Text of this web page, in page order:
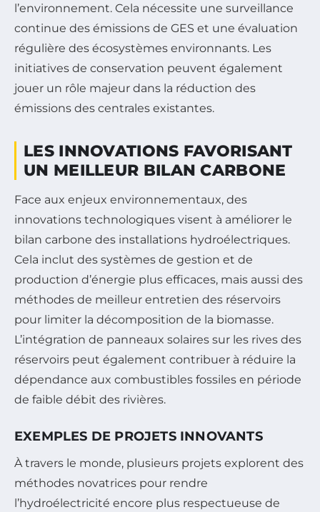
l’environnement. Cela nécessite une surveillance
continue des émissions de GES et une évaluation
régulière des écosystèmes environnants. Les
initiatives de conservation peuvent également
jouer un rôle majeur dans la réduction des
émissions des centrales existantes.
LES INNOVATIONS FAVORISANT
UN MEILLEUR BILAN CARBONE
Face aux enjeux environnementaux, des
innovations technologiques visent à améliorer le
bilan carbone des installations hydroélectriques.
Cela inclut des systèmes de gestion et de
production d’énergie plus efficaces, mais aussi des
méthodes de meilleur entretien des réservoirs
pour limiter la décomposition de la biomasse.
L’intégration de panneaux solaires sur les rives des
réservoirs peut également contribuer à réduire la
dépendance aux combustibles fossiles en période
de faible débit des rivières.
EXEMPLES DE PROJETS INNOVANTS
À travers le monde, plusieurs projets explorent des
méthodes novatrices pour rendre
l’hydroélectricité encore plus respectueuse de